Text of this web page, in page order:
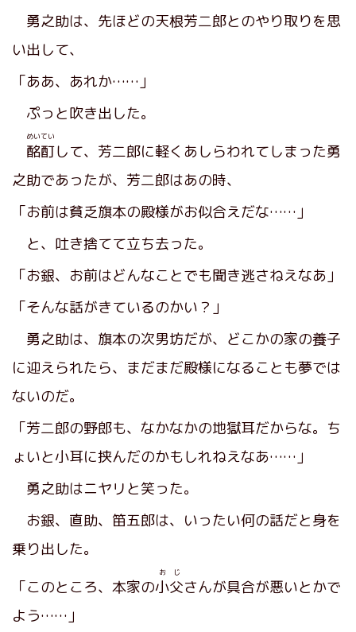
勇之助は、先ほどの天根芳二郎とのやり取りを思
い出して、
「ああ、あれか……」
ぷっと吹き出した。
酩酊
めいてい
して、芳二郎に軽くあしらわれてしまった勇
之助であったが、芳二郎はあの時、
「お前は貧乏旗本の殿様がお似合えだな……」
と、吐き捨てて立ち去った。
「お銀、お前はどんなことでも聞き逃さねえなあ」
「そんな話がきているのかい？」
勇之助は、旗本の次男坊だが、どこかの家の養子
に迎えられたら、まだまだ殿様になることも夢では
ないのだ。
「芳二郎の野郎も、なかなかの地獄耳だからな。ち
ょいと小耳に挟んだのかもしれねえなあ……」
勇之助はニヤリと笑った。
お銀、直助、笛五郎は、いったい何の話だと身を
乗り出した。
「このところ、本家の小父
おじ
さんが具合が悪いとかで
よう……」